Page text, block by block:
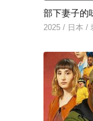
部下妻子的
2025 / 日本 /